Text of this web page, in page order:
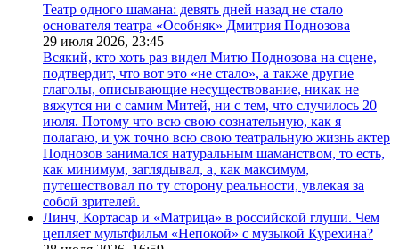
Театр одного шамана: девять дней назад не стало
основателя театра «Особняк» Дмитрия Поднозова
29 июля 2026, 23:45
Всякий, кто хоть раз видел Митю Поднозова на сцене,
подтвердит, что вот это «не стало», а также другие
глаголы, описывающие несуществование, никак не
вяжутся ни с самим Митей, ни с тем, что случилось 20
июля. Потому что всю свою сознательную, как я
полагаю, и уж точно всю свою театральную жизнь актер
Поднозов занимался натуральным шаманством, то есть,
как минимум, заглядывал, а, как максимум,
путешествовал по ту сторону реальности, увлекая за
собой зрителей.
Линч, Кортасар и «Матрица» в российской глуши. Чем
цепляет мультфильм «Непокой» с музыкой Курехина?